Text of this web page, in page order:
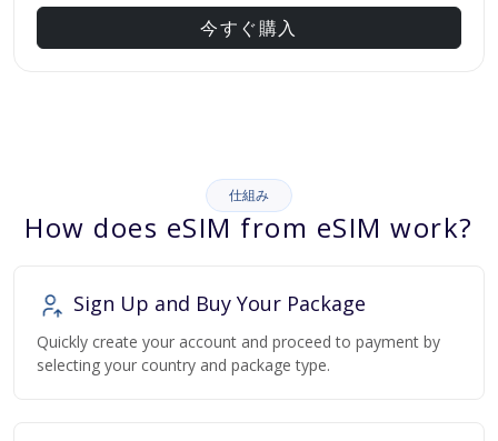
今すぐ購入
仕組み
How does eSIM from eSIM work?
Sign Up and Buy Your Package
Quickly create your account and proceed to payment by
selecting your country and package type.